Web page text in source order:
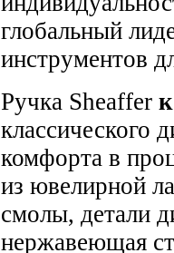
глобальный
инструментов
Ручка Sheaffer
классического
комфорта в
из ювелирной
смолы, детали
нержавеющая